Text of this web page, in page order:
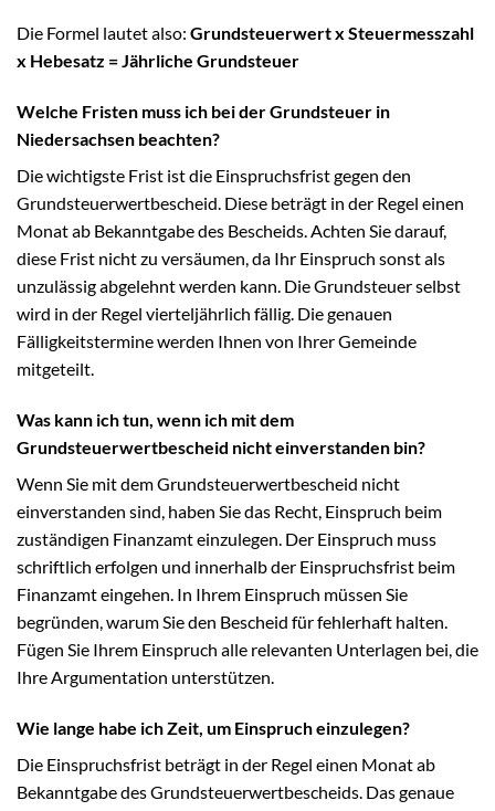
Die Formel lautet also: Grundsteuerwert x Steuermesszahl
x Hebesatz = Jährliche Grundsteuer
Welche Fristen muss ich bei der Grundsteuer in
Niedersachsen beachten?
Die wichtigste Frist ist die Einspruchsfrist gegen den
Grundsteuerwertbescheid. Diese beträgt in der Regel einen
Monat ab Bekanntgabe des Bescheids. Achten Sie darauf,
diese Frist nicht zu versäumen, da Ihr Einspruch sonst als
unzulässig abgelehnt werden kann. Die Grundsteuer selbst
wird in der Regel vierteljährlich fällig. Die genauen
Fälligkeitstermine werden Ihnen von Ihrer Gemeinde
mitgeteilt.
Was kann ich tun, wenn ich mit dem
Grundsteuerwertbescheid nicht einverstanden bin?
Wenn Sie mit dem Grundsteuerwertbescheid nicht
einverstanden sind, haben Sie das Recht, Einspruch beim
zuständigen Finanzamt einzulegen. Der Einspruch muss
schriftlich erfolgen und innerhalb der Einspruchsfrist beim
Finanzamt eingehen. In Ihrem Einspruch müssen Sie
begründen, warum Sie den Bescheid für fehlerhaft halten.
Fügen Sie Ihrem Einspruch alle relevanten Unterlagen bei, die
Ihre Argumentation unterstützen.
Wie lange habe ich Zeit, um Einspruch einzulegen?
Die Einspruchsfrist beträgt in der Regel einen Monat ab
Bekanntgabe des Grundsteuerwertbescheids. Das genaue